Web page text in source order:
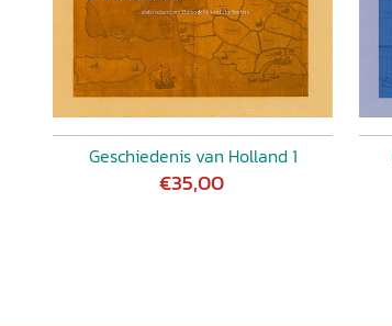
Geschiedenis van Holland 1
€35,00